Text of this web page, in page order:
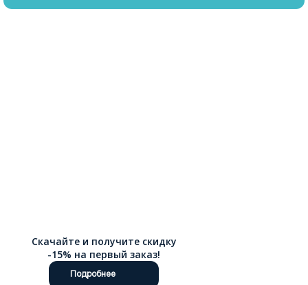
Скачайте и получите скидку
-15% на первый заказ!
Подробнее